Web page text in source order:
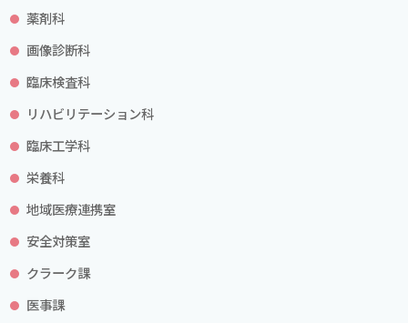
薬剤科
画像診断科
臨床検査科
リハビリテーション科
臨床工学科
栄養科
地域医療連携室
安全対策室
クラーク課
医事課